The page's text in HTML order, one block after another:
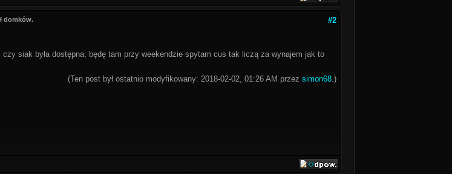
#2
domków.
siak była dostępna, będę tam przy weekendzie spytam cus tak liczą za wynajem jak to
(Ten post był ostatnio modyfikowany: 2018-02-02, 01:26 AM przez simon68.)